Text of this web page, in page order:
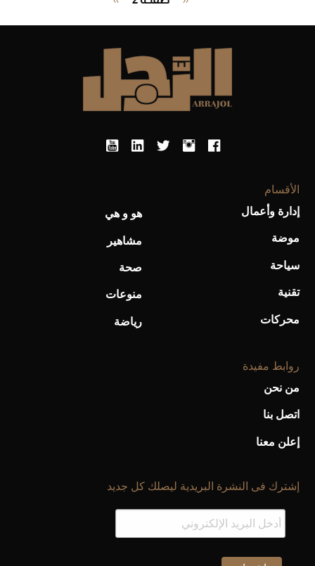
الأقسام
إدارة وأعمال
موضة
سياحة
تقنية
محركات
هو و هي
مشاهير
صحة
منوعات
رياضة
روابط مفيدة
من نحن
اتصل بنا
إعلن معنا
إشترك فى النشرة البريدية ليصلك كل جديد